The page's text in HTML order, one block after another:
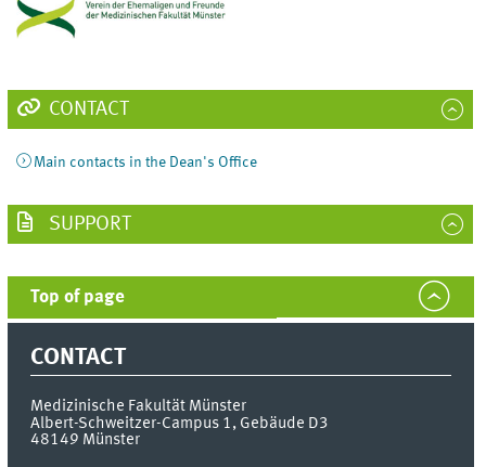
CONTACT
Main contacts in the Dean's Office
SUPPORT
Top of page
CONTACT
Medizinische Fakultät Münster
Albert-Schweitzer-Campus 1, Gebäude D3
48149 Münster